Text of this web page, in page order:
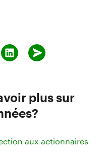
plus sur
aux actionnaires